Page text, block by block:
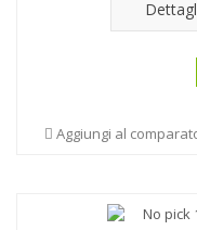
Aggiungi al